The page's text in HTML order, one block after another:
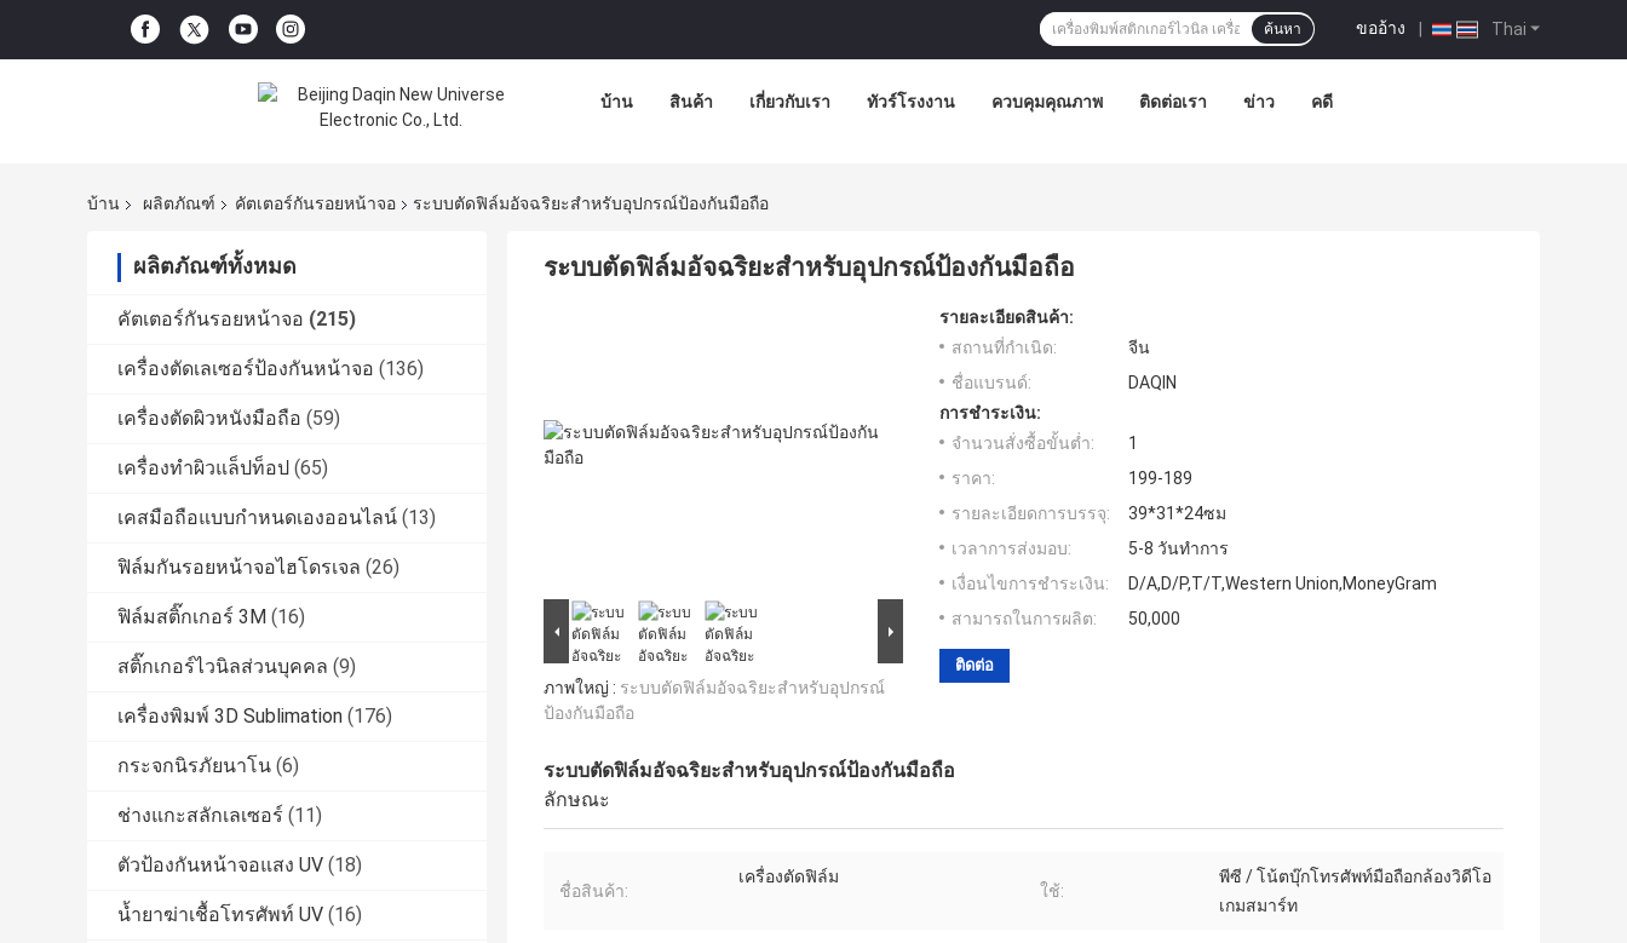
Thai
ขออ้าง |
ค้นหา
บ้าน สินค้า เกี่ยวกับเรา ทัวร์โรงงาน ควบคุมคุณภาพ ติดต่อเรา ข่าว คดี
บ้าน ผลิตภัณฑ์ คัตเตอร์กันรอยหน้าจอ ระบบตัดฟิล์มอัจฉริยะสำหรับอุปกรณ์ป้องกันมือถือ
ผลิตภัณฑ์ทั้งหมด
คัตเตอร์กันรอยหน้าจอ (215)
เครื่องตัดเลเซอร์ป้องกันหน้าจอ (136)
เครื่องตัดผิวหนังมือถือ (59)
เครื่องทำผิวแล็ปท็อป (65)
เคสมือถือแบบกำหนดเองออนไลน์ (13)
ฟิล์มกันรอยหน้าจอไฮโดรเจล (26)
ฟิล์มสติ๊กเกอร์ 3M (16)
สติ๊กเกอร์ไวนิลส่วนบุคคล (9)
เครื่องพิมพ์ 3D Sublimation (176)
กระจกนิรภัยนาโน (6)
ช่างแกะสลักเลเซอร์ (11)
ตัวป้องกันหน้าจอแสง UV (18)
น้ำยาฆ่าเชื้อโทรศัพท์ UV (16)
ระบบตัดฟิล์มอัจฉริยะสำหรับอุปกรณ์ป้องกันมือถือ
ภาพใหญ่ : ระบบตัดฟิล์มอัจฉริยะสำหรับอุปกรณ์
ป้องกันมือถือ
รายละเอียดสินค้า:
สถานที่กำเนิด:
จีน
ชื่อแบรนด์:
DAQIN
การชำระเงิน:
จำนวนสั่งซื้อขั้นต่ำ:
1
ราคา:
199-189
รายละเอียดการบรรจุ:
39*31*24ซม
เวลาการส่งมอบ:
5-8 วันทำการ
เงื่อนไขการชำระเงิน:
D/A,D/P,T/T,Western Union,MoneyGram
สามารถในการผลิต:
50,000
ติดต่อ
ระบบตัดฟิล์มอัจฉริยะสำหรับอุปกรณ์ป้องกันมือถือ
ลักษณะ
ชื่อสินค้า:
เครื่องตัดฟิล์ม
ใช้:
พีซี / โน้ตบุ๊กโทรศัพท์มือถือกล้องวิดีโอ
เกมสมาร์ท